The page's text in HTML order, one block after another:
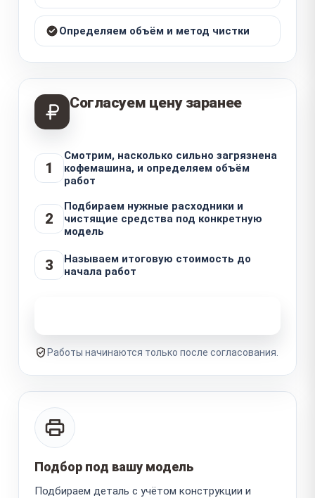
Определяем объём и метод чистки
Согласуем цену заранее
1
Смотрим, насколько сильно загрязнена
кофемашина, и определяем объём
работ
2
Подбираем нужные расходники и
чистящие средства под конкретную
модель
3
Называем итоговую стоимость до
начала работ
Работы начинаются только после согласования.
Подбор под вашу модель
Подбираем деталь с учётом конструкции и